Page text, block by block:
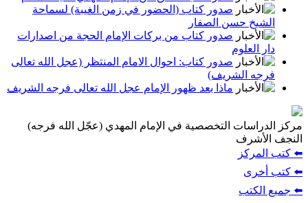
صدور كتاب (الحضور في زمن الغيبة) لسماحة
الشيخ حسن الصفار
صدور كتاب من بركات الإمام الحجة من اصدارات
دار العلوم
صدور كتاب: احوال الامام المنتظر (عجل الله تعالى
فرجه الشريف)
ماذا بعد ظهور الإمام عجل الله تعالى فرجه الشريف
مركز الدراسات التخصصية في الإمام المهدي (عجّل الله فرجه)
النجف الأشرف
⬅️ كتب المركز
⬅️ كتب أخرى
⬅️ جميع الكتب